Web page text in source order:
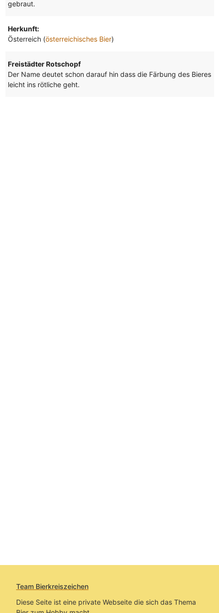
gebraut.
Herkunft:
Österreich (österreichisches Bier)
Freistädter Rotschopf
Der Name deutet schon darauf hin dass die Färbung des Bieres
leicht ins rötliche geht.
Team Bierkreiszeichen
Diese Seite ist eine private Webseite die sich das Thema